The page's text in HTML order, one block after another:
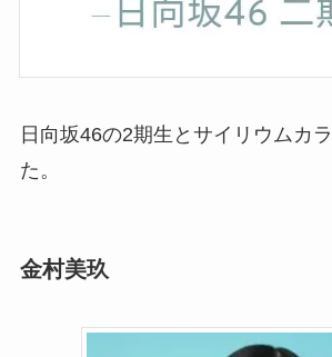
日向坂46の2期生とサイリウムカ
た。
金村美玖